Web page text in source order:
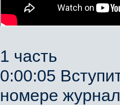
1 часть
0:00:05
номере